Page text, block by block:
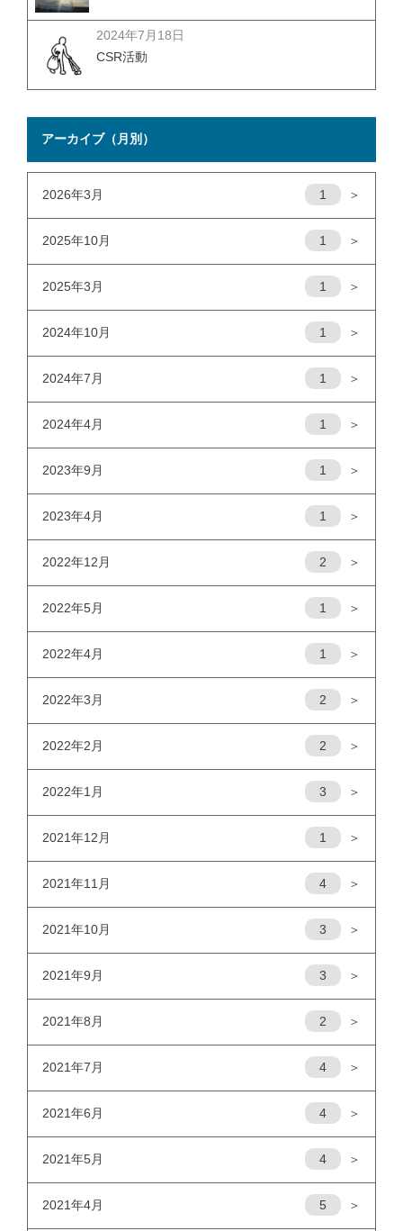
CSR活動
2024年7月18日
アーカイブ（月別）
2026年3月 1 ＞
2025年10月 1 ＞
2025年3月 1 ＞
2024年10月 1 ＞
2024年7月 1 ＞
2024年4月 1 ＞
2023年9月 1 ＞
2023年4月 1 ＞
2022年12月 2 ＞
2022年5月 1 ＞
2022年4月 1 ＞
2022年3月 2 ＞
2022年2月 2 ＞
2022年1月 3 ＞
2021年12月 1 ＞
2021年11月 4 ＞
2021年10月 3 ＞
2021年9月 3 ＞
2021年8月 2 ＞
2021年7月 4 ＞
2021年6月 4 ＞
2021年5月 4 ＞
2021年4月 5 ＞